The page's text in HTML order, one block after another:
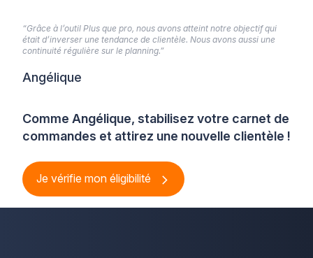
pour limiter la […]
Comme Angélique, stabilisez votre carnet de
commandes et attirez une nouvelle clientèle !
Je vérifie mon éligibilité
“Grâce à l’outil Plus que pro, nous avons atteint notre objectif qui
était d’inverser une tendance de clientèle. Nous avons aussi une
continuité régulière sur le planning.”
Angélique